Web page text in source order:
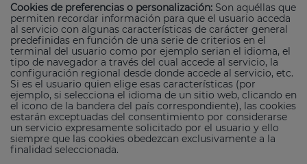
Cookies de preferencias o personalización: Son aquéllas que
permiten recordar información para que el usuario acceda
al servicio con algunas características de carácter general
predefinidas en función de una serie de criterios en el
terminal del usuario como por ejemplo serian el idioma, el
tipo de navegador a través del cual accede al servicio, la
configuración regional desde donde accede al servicio, etc.
Si es el usuario quien elige esas características (por
ejemplo, si selecciona el idioma de un sitio web, clicando en
el icono de la bandera del país correspondiente), las cookies
estarán exceptuadas del consentimiento por considerarse
un servicio expresamente solicitado por el usuario y ello
siempre que las cookies obedezcan exclusivamente a la
finalidad seleccionada.